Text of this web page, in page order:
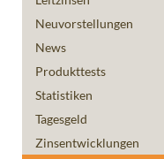
Neuvorstellungen
News
Produkttests
Statistiken
Tagesgeld
Zinsentwicklungen